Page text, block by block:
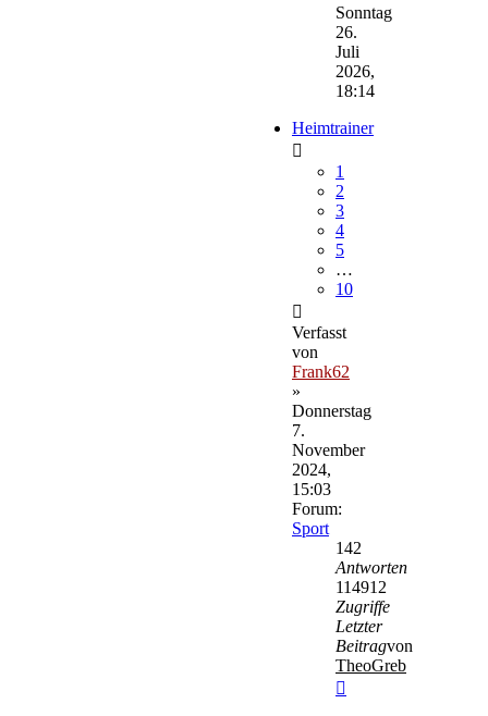
Beitrag
Sonntag
26.
Juli
2026,
18:14
Heimtrainer
1
2
3
4
5
…
10
Verfasst
von
Frank62
»
Donnerstag
7.
November
2024,
15:03
Forum:
Sport
142
Antworten
114912
Zugriffe
Letzter
Beitragvon
TheoGreb